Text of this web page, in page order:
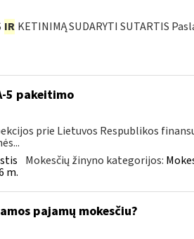
IR KETINIMĄ SUDARYTI SUTARTIS
5 pakeitimo
prie Lietuvos Respublikos
Mokesčių žinyno kategorijos:
m.
pajamų mokesčiu?